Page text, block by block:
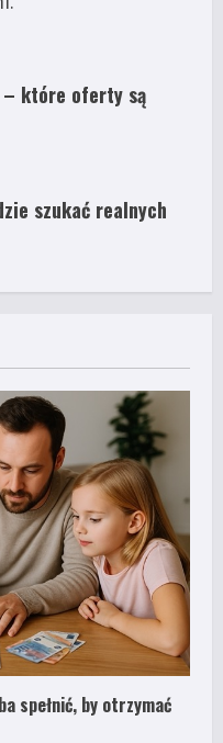
– które oferty są
szukać realnych
spełnić, by otrzymać